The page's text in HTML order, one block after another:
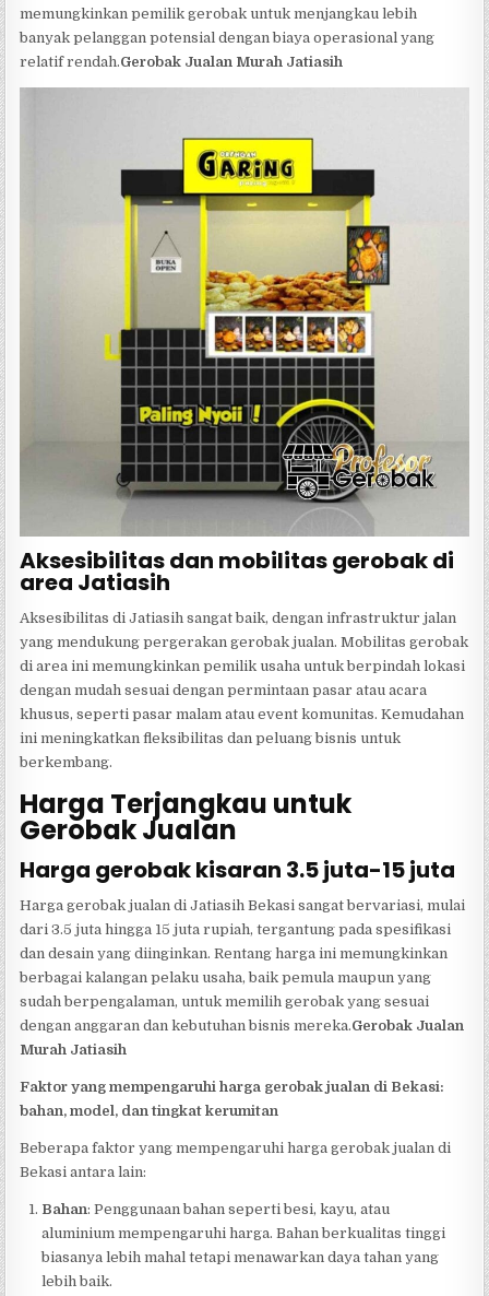
memungkinkan pemilik gerobak untuk menjangkau lebih
banyak pelanggan potensial dengan biaya operasional yang
relatif rendah.Gerobak Jualan Murah Jatiasih
Aksesibilitas dan mobilitas gerobak di
area Jatiasih
Aksesibilitas di Jatiasih sangat baik, dengan infrastruktur jalan
yang mendukung pergerakan gerobak jualan. Mobilitas gerobak
di area ini memungkinkan pemilik usaha untuk berpindah lokasi
dengan mudah sesuai dengan permintaan pasar atau acara
khusus, seperti pasar malam atau event komunitas. Kemudahan
ini meningkatkan fleksibilitas dan peluang bisnis untuk
berkembang.
Harga Terjangkau untuk
Gerobak Jualan
Harga gerobak kisaran 3.5 juta-15 juta
Harga gerobak jualan di Jatiasih Bekasi sangat bervariasi, mulai
dari 3.5 juta hingga 15 juta rupiah, tergantung pada spesifikasi
dan desain yang diinginkan. Rentang harga ini memungkinkan
berbagai kalangan pelaku usaha, baik pemula maupun yang
sudah berpengalaman, untuk memilih gerobak yang sesuai
dengan anggaran dan kebutuhan bisnis mereka.Gerobak Jualan
Murah Jatiasih
Faktor yang mempengaruhi harga gerobak jualan di Bekasi:
bahan, model, dan tingkat kerumitan
Beberapa faktor yang mempengaruhi harga gerobak jualan di
Bekasi antara lain:
Bahan: Penggunaan bahan seperti besi, kayu, atau
aluminium mempengaruhi harga. Bahan berkualitas tinggi
biasanya lebih mahal tetapi menawarkan daya tahan yang
lebih baik.